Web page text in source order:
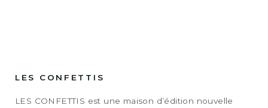
LES CONFETTIS
LES CONFETTIS est une maison d’édition nouvelle